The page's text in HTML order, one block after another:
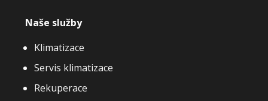
Naše služby
Klimatizace
Servis klimatizace
Rekuperace